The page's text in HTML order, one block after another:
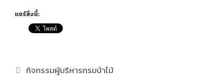
แชร์สิ่งนี้:
กิจกรรมผู้บริหารกรมป่าไม้